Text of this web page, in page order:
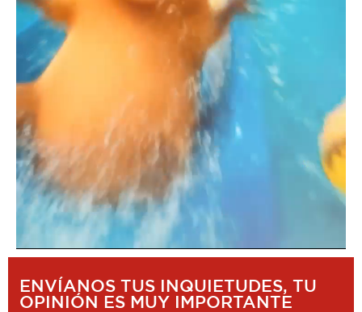
ENVÍANOS TUS INQUIETUDES, TU
OPINIÓN ES MUY IMPORTANTE